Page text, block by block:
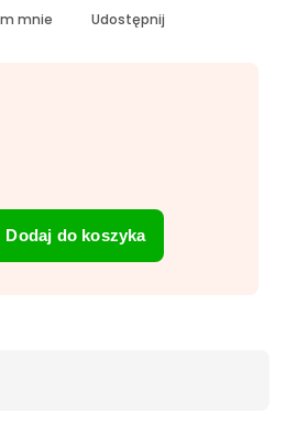
Dodaj do koszyka
mnie Udostępnij